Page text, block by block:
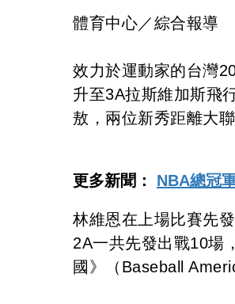
體育中心／綜合報導
效力於運動家的台灣
升至3A拉斯維加斯飛
敖，兩位新秀距離大
更多新聞： NBA總冠
林維恩在上場比賽先
2A一共先發出戰10場
國》（Baseball